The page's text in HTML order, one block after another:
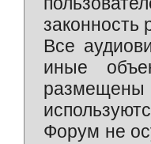
Все
иные
Форум не